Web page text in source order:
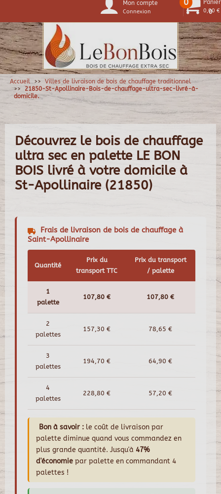
0
Mon compte
Connexion
0 Panier
0,00 €
Accueil
Villes de livraison de bois de chauffage traditionnel
21850-St-Apollinaire-Bois-de-chauffage-ultra-sec-livré-à-
domicile.
Découvrez le bois de chauffage
ultra sec en palette LE BON
BOIS livré à votre domicile à
St-Apollinaire (21850)
Frais de livraison de bois de chauffage à
Saint-Apollinaire
Quantité
Prix du
transport TTC
Prix du transport
/ palette
1
palette
107,80 € 107,80 €
2
palettes
157,30 € 78,65 €
3
palettes
194,70 € 64,90 €
4
palettes
228,80 € 57,20 €
Bon à savoir : le coût de livraison par
palette diminue quand vous commandez en
plus grande quantité. Jusqu'à 47%
d'économie par palette en commandant 4
palettes !